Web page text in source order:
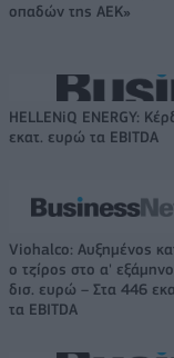
οπαδών της ΑΕΚ»
HELLENiQ ENERGY:
εκατ. ευρώ τα EBITDA
Viohalco: Αυξημένος
ο τζίρος στο α'
δισ. ευρώ – Στα 446
τα EBITDA